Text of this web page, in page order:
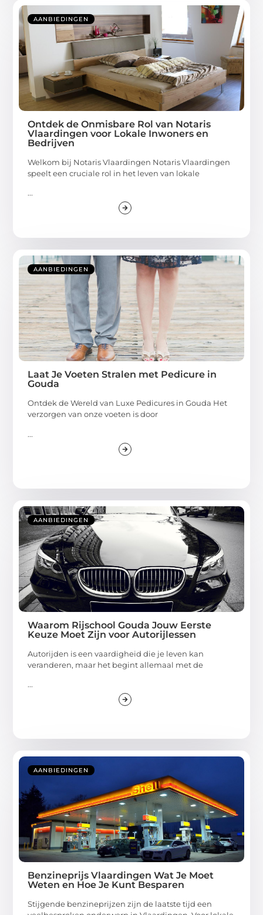
AANBIEDINGEN
Ontdek de Onmisbare Rol van Notaris
Vlaardingen voor Lokale Inwoners en
Bedrijven
Welkom bij Notaris Vlaardingen Notaris Vlaardingen
speelt een cruciale rol in het leven van lokale
...
AANBIEDINGEN
Laat Je Voeten Stralen met Pedicure in
Gouda
Ontdek de Wereld van Luxe Pedicures in Gouda Het
verzorgen van onze voeten is door
...
AANBIEDINGEN
Waarom Rijschool Gouda Jouw Eerste
Keuze Moet Zijn voor Autorijlessen
Autorijden is een vaardigheid die je leven kan
veranderen, maar het begint allemaal met de
...
AANBIEDINGEN
Benzineprijs Vlaardingen Wat Je Moet
Weten en Hoe Je Kunt Besparen
Stijgende benzineprijzen zijn de laatste tijd een